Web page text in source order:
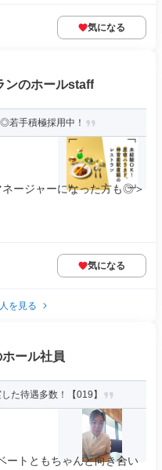
気になる
ンのホールstaff
若手積極採用中！
ージャーになった方も◎＞
気になる
を見る
ール社員
た待遇多数！【019】
ートともちゃんと向き合い